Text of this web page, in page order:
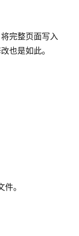
完整页面写入
也是如此。
。